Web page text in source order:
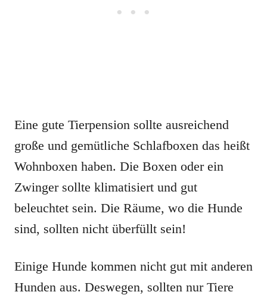
Eine gute Tierpension sollte ausreichend
große und gemütliche Schlafboxen das heißt
Wohnboxen haben. Die Boxen oder ein
Zwinger sollte klimatisiert und gut
beleuchtet sein. Die Räume, wo die Hunde
sind, sollten nicht überfüllt sein!
Einige Hunde kommen nicht gut mit anderen
Hunden aus. Deswegen, sollten nur Tiere